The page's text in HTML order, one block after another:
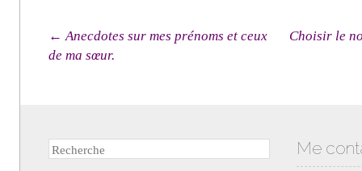
Navigation des articles
← Anecdotes sur mes prénoms et ceux
de ma sœur.
Choisir le
Recherche Me